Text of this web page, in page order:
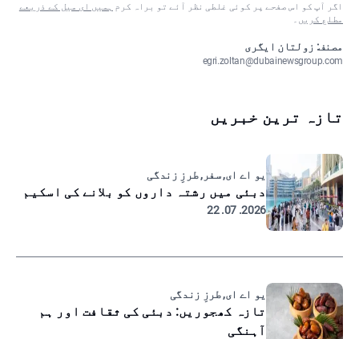
اگر آپ کو اس صفحے پر کوئی غلطی نظر آئے تو براہ کرم ہمیں ای میل کے ذریعے
مطلع کریں ۔
مصنف: زولتان ایگری
egri.zoltan@dubainewsgroup.com
تازہ ترین خبریں
یو اے ای, سفر, طرزِ زندگی
دبئی میں رشتہ داروں کو بلانے کی اسکیم
2026. 07. 22
یو اے ای, طرزِ زندگی
تازہ کھجوریں: دبئی کی ثقافت اور ہم
آہنگی